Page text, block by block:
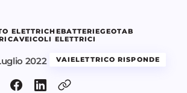
ELETTRICHEBATTERIEGEOTAB
VEICOLI ELETTRICI
2022 VAIELETTRICO RISPONDE